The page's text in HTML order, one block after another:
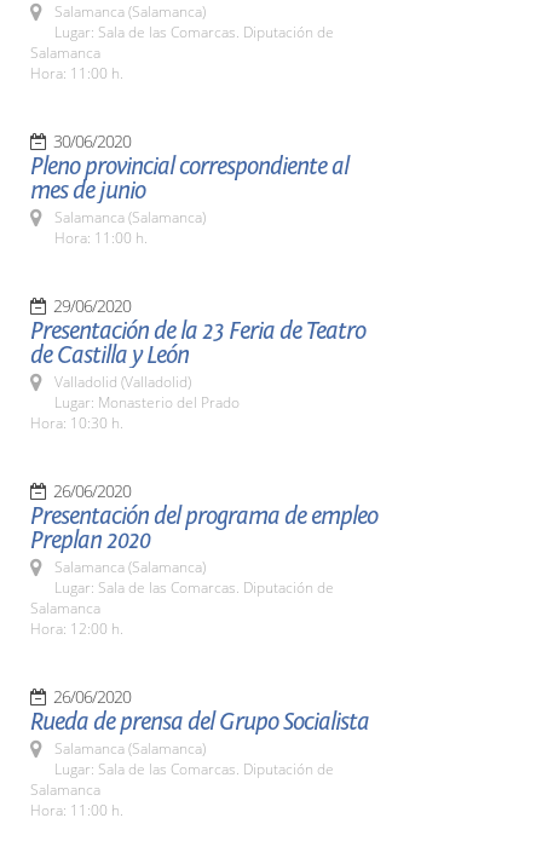
Salamanca (Salamanca)
Lugar: Sala de las Comarcas. Diputación de
Salamanca
Hora: 11:00 h.
30/06/2020
Pleno provincial correspondiente al
mes de junio
Salamanca (Salamanca)
Hora: 11:00 h.
29/06/2020
Presentación de la 23 Feria de Teatro
de Castilla y León
Valladolid (Valladolid)
Lugar: Monasterio del Prado
Hora: 10:30 h.
26/06/2020
Presentación del programa de empleo
Preplan 2020
Salamanca (Salamanca)
Lugar: Sala de las Comarcas. Diputación de
Salamanca
Hora: 12:00 h.
26/06/2020
Rueda de prensa del Grupo Socialista
Salamanca (Salamanca)
Lugar: Sala de las Comarcas. Diputación de
Salamanca
Hora: 11:00 h.